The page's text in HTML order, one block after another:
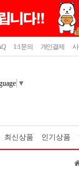
1:1문의 개인결제
▼
최신상품 인기상품